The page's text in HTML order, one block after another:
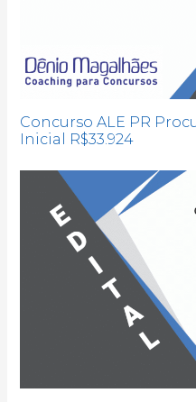
Concurso ALE PR
Inicial R$33.924